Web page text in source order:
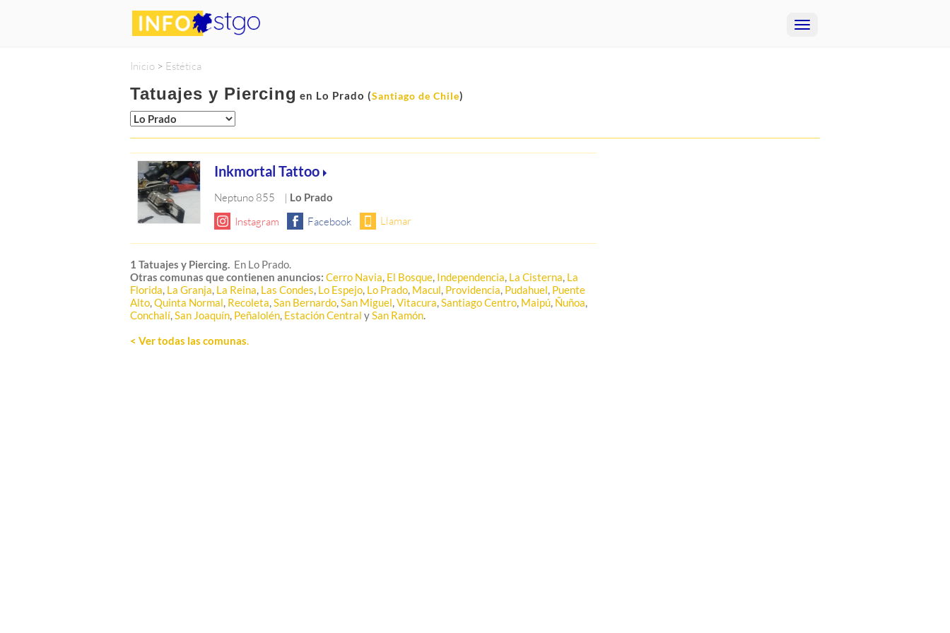
Inicio > Estética
Tatuajes y Piercing en Lo Prado (Santiago de Chile)
Inkmortal Tattoo
Neptuno 855 | Lo Prado
1 Tatuajes y Piercing. En Lo Prado.
Otras comunas que contienen anuncios: Cerro Navia, El Bosque, Independencia, La Cisterna, La
Florida, La Granja, La Reina, Las Condes, Lo Espejo, Lo Prado, Macul, Providencia, Pudahuel, Puente
Alto,Quinta Normal, Recoleta,San Bernardo,San Miguel,Vitacura,Santiago Centro, Maipú, Ñuñoa,
Conchalí,San Joaquín, Peñalolén, Estación Central ySan Ramón.
< Ver todas las comunas.